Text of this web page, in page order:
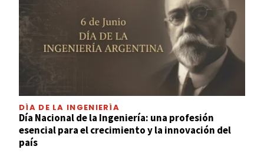
DÍA DE LA INGENIERÍA
Día Nacional de la Ingeniería: una profesión
esencial para el crecimiento y la innovación del
país